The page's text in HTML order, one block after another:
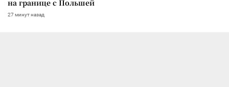
на границе с Польшей
27 минут назад